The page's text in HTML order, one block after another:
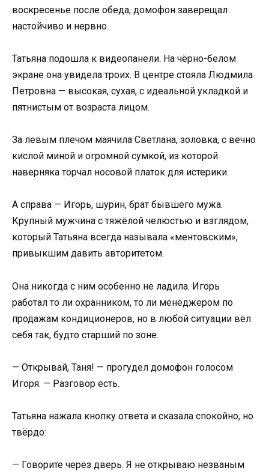
воскресенье после обеда, домофон заверещал
настойчиво и нервно.
Татьяна подошла к видеопанели. На чёрно-белом
экране она увидела троих. В центре стояла Людмила
Петровна — высокая, сухая, с идеальной укладкой и
пятнистым от возраста лицом.
За левым плечом маячила Светлана, золовка, с вечно
кислой миной и огромной сумкой, из которой
наверняка торчал носовой платок для истерики.
А справа — Игорь, шурин, брат бывшего мужа.
Крупный мужчина с тяжёлой челюстью и взглядом,
который Татьяна всегда называла «ментовским»,
привыкшим давить авторитетом.
Она никогда с ним особенно не ладила. Игорь
работал то ли охранником, то ли менеджером по
продажам кондиционеров, но в любой ситуации вёл
себя так, будто старший по зоне.
— Открывай, Таня! — прогудел домофон голосом
Игоря. — Разговор есть.
Татьяна нажала кнопку ответа и сказала спокойно, но
твёрдо:
— Говорите через дверь. Я не открываю незваным